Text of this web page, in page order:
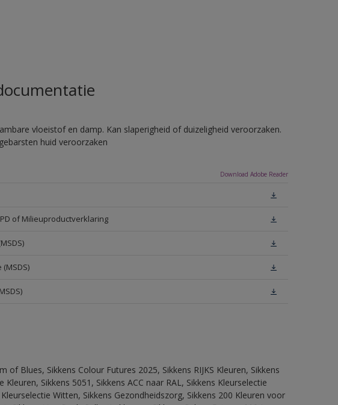
vloeistof en damp. Kan slaperigheid of duizeligheid veroorzaken.
huid veroorzaken
Download Adobe Reader
of Milieuproductverklaring
of Blues, Sikkens Colour Futures 2025, Sikkens RIJKS Kleuren, Sikkens
Sikkens 5051, Sikkens ACC naar RAL, Sikkens Kleurselectie
Witten, Sikkens Gezondheidszorg, Sikkens 200 Kleuren voor